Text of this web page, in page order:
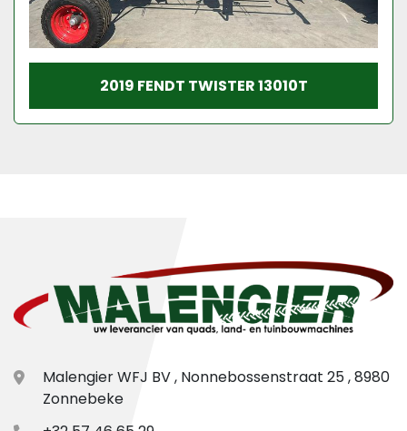
2019 FENDT TWISTER 13010T
Malengier WFJ BV , Nonnebossenstraat 25 , 8980
Zonnebeke